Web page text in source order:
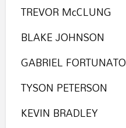
TREVOR McCLUNG
BLAKE JOHNSON
GABRIEL FORTUNATO
TYSON PETERSON
KEVIN BRADLEY